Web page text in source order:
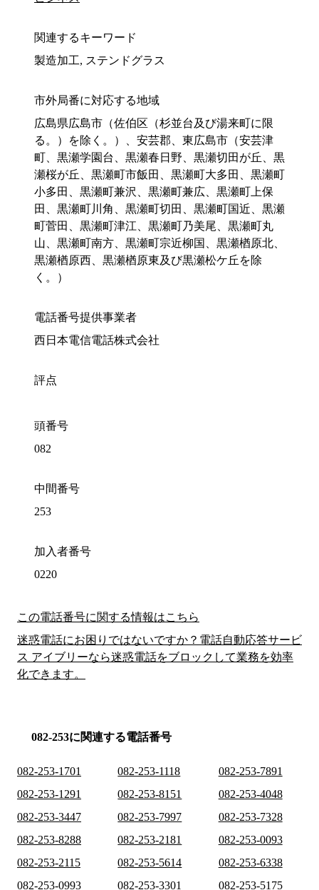
関連するキーワード
製造加工, ステンドグラス
市外局番に対応する地域
広島県広島市（佐伯区（杉並台及び湯来町に限
る。）を除く。）、安芸郡、東広島市（安芸津
町、黒瀬学園台、黒瀬春日野、黒瀬切田が丘、黒
瀬桜が丘、黒瀬町市飯田、黒瀬町大多田、黒瀬町
小多田、黒瀬町兼沢、黒瀬町兼広、黒瀬町上保
田、黒瀬町川角、黒瀬町切田、黒瀬町国近、黒瀬
町菅田、黒瀬町津江、黒瀬町乃美尾、黒瀬町丸
山、黒瀬町南方、黒瀬町宗近柳国、黒瀬楢原北、
黒瀬楢原西、黒瀬楢原東及び黒瀬松ケ丘を除
く。）
電話番号提供事業者
西日本電信電話株式会社
評点
頭番号
082
中間番号
253
加入者番号
0220
この電話番号に関する情報はこちら
迷惑電話にお困りではないですか？電話自動応答サービ
ス アイブリーなら迷惑電話をブロックして業務を効率
化できます。
082-253に関連する電話番号
082-253-1701 082-253-1118
082-253-7891
082-253-1291
082-253-8151
082-253-4048
082-253-3447
082-253-7997
082-253-7328
082-253-8288
082-253-2181
082-253-0093
082-253-2115
082-253-5614
082-253-6338
082-253-0993
082-253-3301 082-253-5175